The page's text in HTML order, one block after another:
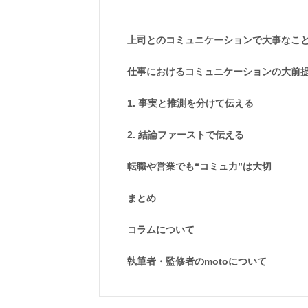
上司とのコミュニケーションで大事なこ
仕事におけるコミュニケーションの大前
1. 事実と推測を分けて伝える
2. 結論ファーストで伝える
転職や営業でも“コミュ力”は大切
まとめ
コラムについて
執筆者・監修者のmotoについて